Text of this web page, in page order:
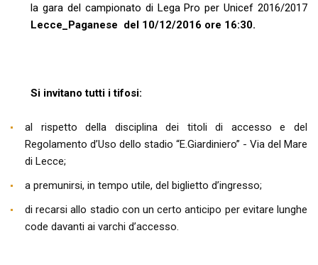
la gara del campionato di Lega Pro per Unicef 2016/2017
Lecce_Paganese del 10/12/2016 ore 16:30.
Si invitano tutti i tifosi:
al rispetto della disciplina dei titoli di accesso e del
Regolamento d’Uso dello stadio “E.Giardiniero” - Via del Mare
di Lecce;
a premunirsi, in tempo utile, del biglietto d’ingresso;
di recarsi allo stadio con un certo anticipo per evitare lunghe
code davanti ai varchi d’accesso.